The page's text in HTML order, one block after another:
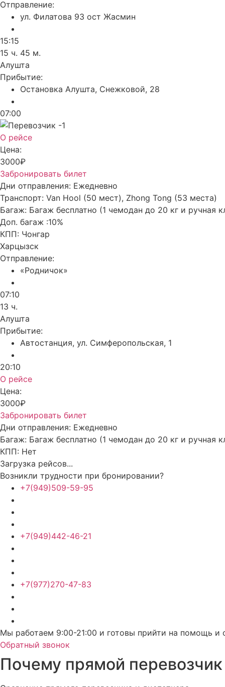
Отправление:
ул. Филатова 93 ост Жасмин
15:15
15 ч. 45 м.
Алушта
Прибытие:
Остановка Алушта, Снежковой, 28
07:00
О рейсе
Цена:
3000₽
Забронировать билет
Дни отправления: Ежедневно
Транспорт: Van Hool (50 мест), Zhong Tong (53 места)
Багаж: Багаж бесплатно (1 чемодан до 20 кг и ручная
Доп. багаж :10%
КПП: Чонгар
Харцызск
Отправление:
«Родничок»
07:10
13 ч.
Алушта
Прибытие:
Автостанция, ул. Симферопольская, 1
20:10
О рейсе
Цена:
3000₽
Забронировать билет
Дни отправления: Ежедневно
Багаж: Багаж бесплатно (1 чемодан до 20 кг и ручная
КПП: Нет
Загрузка рейсов...
Возникли трудности при бронировании?
+7(949)509-59-95
+7(949)442-46-21
+7(977)270-47-83
Мы работаем 9:00-21:00 и готовы прийти на помощь и
Обратный звонок
Почему прямой